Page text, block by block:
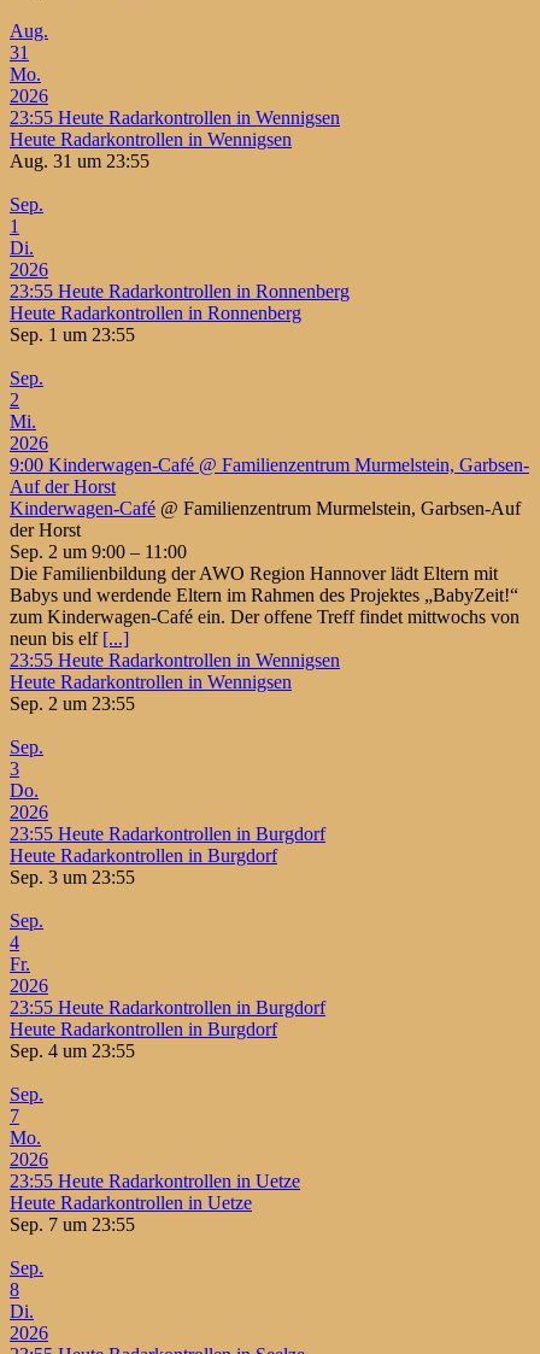
Aug.
31
Mo.
2026
23:55 Heute Radarkontrollen in Wennigsen
Heute Radarkontrollen in Wennigsen
Aug. 31 um 23:55
Sep.
1
Di.
2026
23:55 Heute Radarkontrollen in Ronnenberg
Heute Radarkontrollen in Ronnenberg
Sep. 1 um 23:55
Sep.
2
Mi.
2026
9:00 Kinderwagen-Café @ Familienzentrum Murmelstein, Garbsen-
Auf der Horst
Kinderwagen-Café @ Familienzentrum Murmelstein, Garbsen-Auf
der Horst
Sep. 2 um 9:00 – 11:00
Die Familienbildung der AWO Region Hannover lädt Eltern mit
Babys und werdende Eltern im Rahmen des Projektes „BabyZeit!“
zum Kinderwagen-Café ein. Der offene Treff findet mittwochs von
neun bis elf [...]
23:55 Heute Radarkontrollen in Wennigsen
Heute Radarkontrollen in Wennigsen
Sep. 2 um 23:55
Sep.
3
Do.
2026
23:55 Heute Radarkontrollen in Burgdorf
Heute Radarkontrollen in Burgdorf
Sep. 3 um 23:55
Sep.
4
Fr.
2026
23:55 Heute Radarkontrollen in Burgdorf
Heute Radarkontrollen in Burgdorf
Sep. 4 um 23:55
Sep.
7
Mo.
2026
23:55 Heute Radarkontrollen in Uetze
Heute Radarkontrollen in Uetze
Sep. 7 um 23:55
Sep.
8
Di.
2026